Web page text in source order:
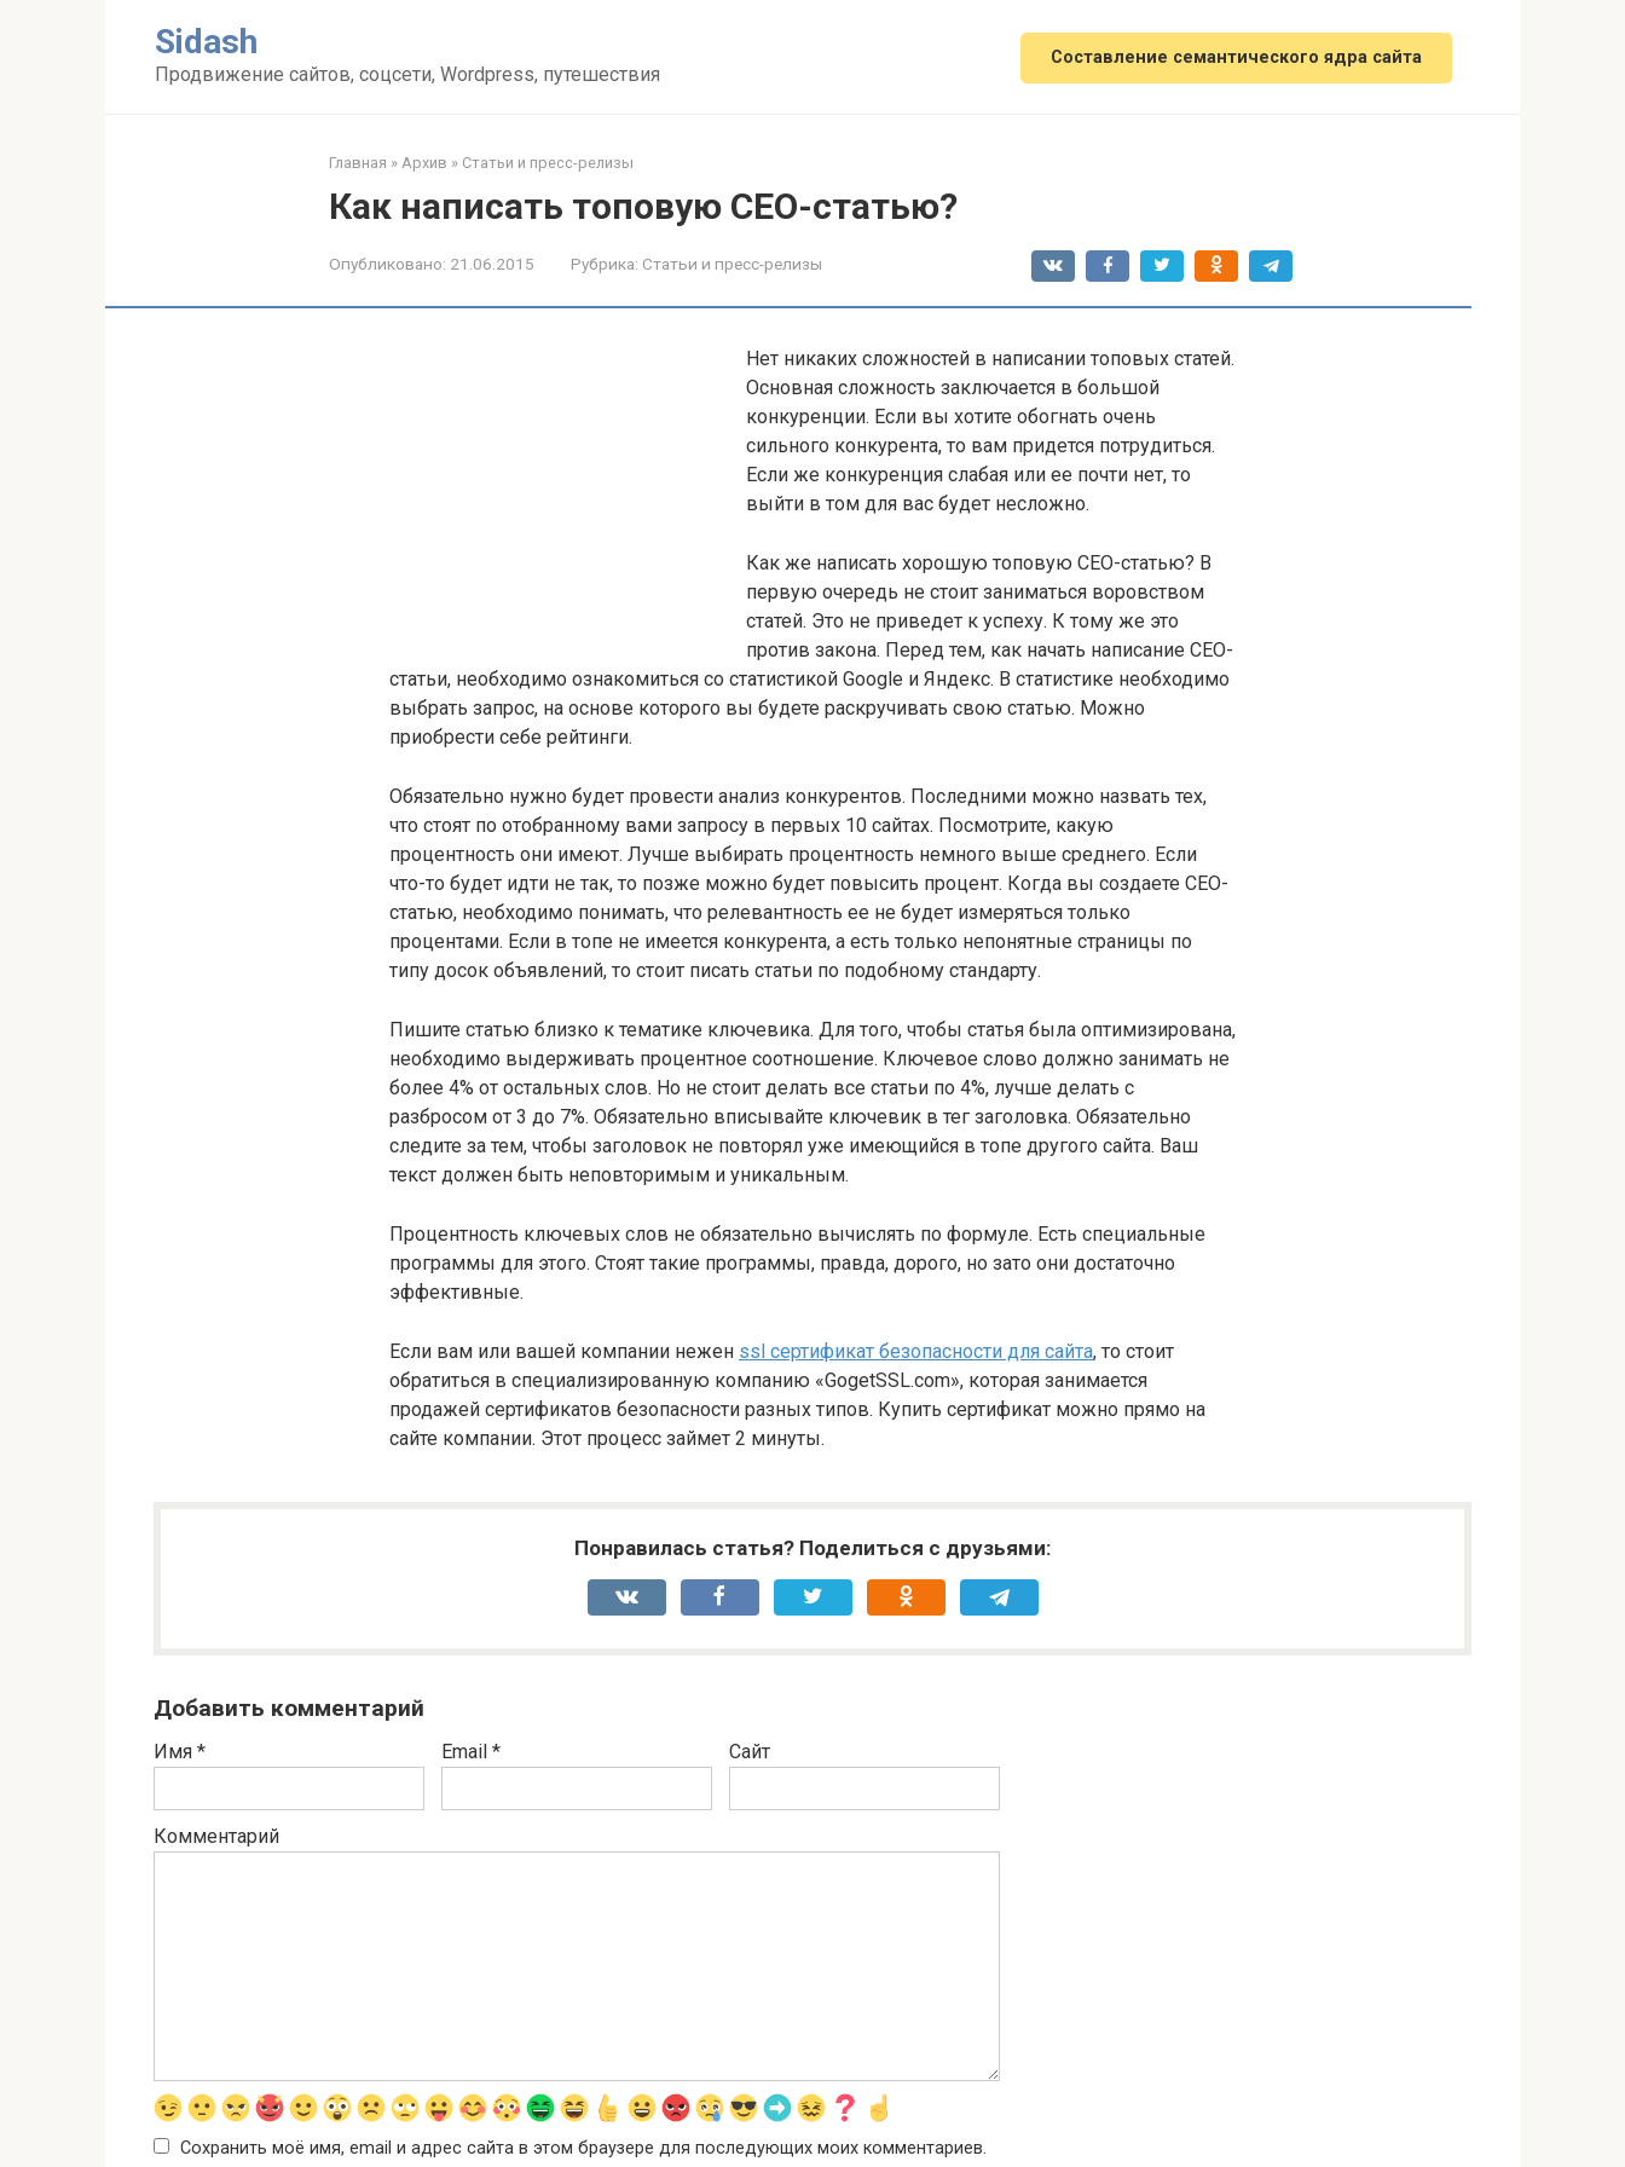
Sidash
Продвижение сайтов, соцсети, Wordpress, путешествия
Составление семантического ядра сайта
Главная » Архив » Статьи и пресс-релизы
Как написать топовую СЕО-статью?
Опубликовано: 21.06.2015 Рубрика: Статьи и пресс-релизы
Нет никаких сложностей в написании топовых статей.
Основная сложность заключается в большой
конкуренции. Если вы хотите обогнать очень
сильного конкурента, то вам придется потрудиться.
Если же конкуренция слабая или ее почти нет, то
выйти в том для вас будет несложно.
Как же написать хорошую топовую СЕО-статью? В
первую очередь не стоит заниматься воровством
статей. Это не приведет к успеху. К тому же это
против закона. Перед тем, как начать написание СЕО-
статьи, необходимо ознакомиться со статистикой Google и Яндекс. В статистике необходимо
выбрать запрос, на основе которого вы будете раскручивать свою статью. Можно
приобрести себе рейтинги.
Обязательно нужно будет провести анализ конкурентов. Последними можно назвать тех,
что стоят по отобранному вами запросу в первых 10 сайтах. Посмотрите, какую
процентность они имеют. Лучше выбирать процентность немного выше среднего. Если
что-то будет идти не так, то позже можно будет повысить процент. Когда вы создаете СЕО-
статью, необходимо понимать, что релевантность ее не будет измеряться только
процентами. Если в топе не имеется конкурента, а есть только непонятные страницы по
типу досок объявлений, то стоит писать статьи по подобному стандарту.
Пишите статью близко к тематике ключевика. Для того, чтобы статья была оптимизирована,
необходимо выдерживать процентное соотношение. Ключевое слово должно занимать не
более 4% от остальных слов. Но не стоит делать все статьи по 4%, лучше делать с
разбросом от 3 до 7%. Обязательно вписывайте ключевик в тег заголовка. Обязательно
следите за тем, чтобы заголовок не повторял уже имеющийся в топе другого сайта. Ваш
текст должен быть неповторимым и уникальным.
Процентность ключевых слов не обязательно вычислять по формуле. Есть специальные
программы для этого. Стоят такие программы, правда, дорого, но зато они достаточно
эффективные.
Если вам или вашей компании нежен ssl сертификат безопасности для сайта, то стоит
обратиться в специализированную компанию «GogetSSL.com», которая занимается
продажей сертификатов безопасности разных типов. Купить сертификат можно прямо на
сайте компании. Этот процесс займет 2 минуты.
Понравилась статья? Поделиться с друзьями:
Добавить комментарий
Имя * Email * Сайт
Комментарий
Сохранить моё имя, email и адрес сайта в этом браузере для последующих моих комментариев.